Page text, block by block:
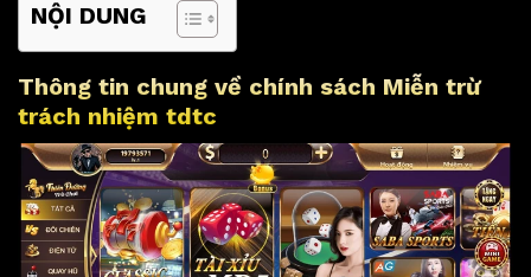
NỘI DUNG
Thông tin chung về chính sách Miễn trừ
trách nhiệm tdtc